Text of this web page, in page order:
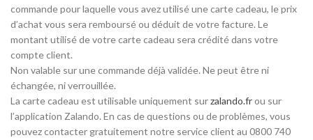
commande pour laquelle vous avez utilisé une carte cadeau, le prix
d’achat vous sera remboursé ou déduit de votre facture. Le
montant utilisé de votre carte cadeau sera crédité dans votre
compte client.
Non valable sur une commande déjà validée. Ne peut être ni
échangée, ni verrouillée.
La carte cadeau est utilisable uniquement surzalando.frou sur
l’application Zalando. En cas de questions ou de problèmes, vous
pouvez contacter gratuitement notre service client au 0800 740